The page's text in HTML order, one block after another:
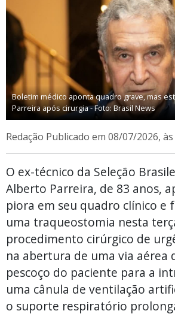
Boletim médico aponta quadro grave, mas
Parreira após cirurgia - Foto: Brasil News
Redação Publicado em 08/07/2026,
O ex-técnico da Seleção
Alberto Parreira, de 83 anos,
piora em seu quadro clínico e
uma traqueostomia nesta
procedimento cirúrgico de
na abertura de uma via aérea
pescoço do paciente para a
uma cânula de ventilação
o suporte respiratório